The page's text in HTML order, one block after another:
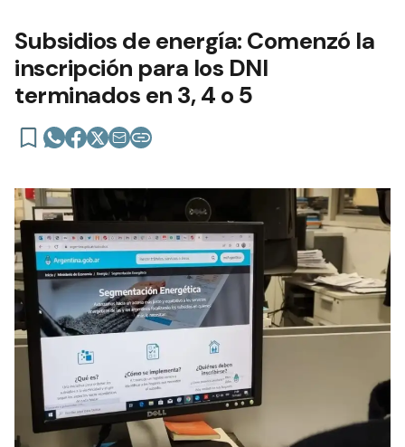
Subsidios de energía: Comenzó la
inscripción para los DNI
terminados en 3, 4 o 5